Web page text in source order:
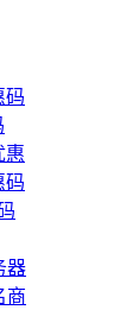
码
惠
码
器
商